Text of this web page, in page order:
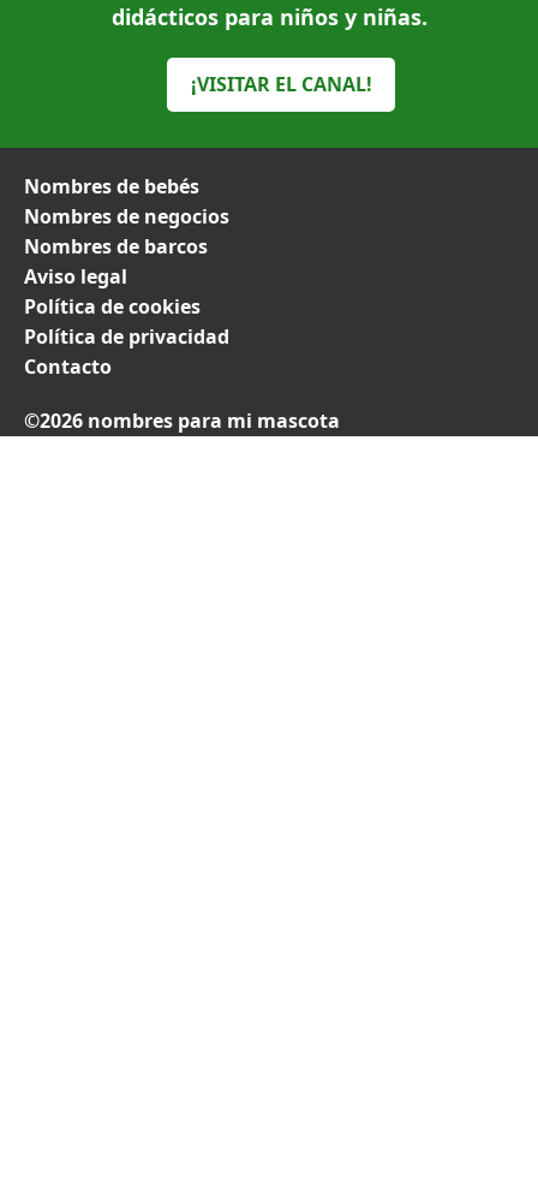
didácticos para niños y niñas.
¡VISITAR EL CANAL!
Nombres de bebés
Nombres de negocios
Nombres de barcos
Aviso legal
Política de cookies
Política de privacidad
Contacto
©2026 nombres para mi mascota